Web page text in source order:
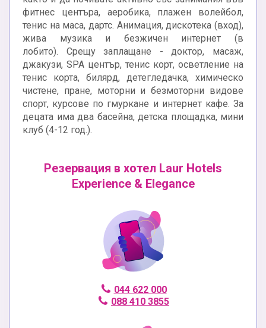
фитнес центъра, аеробика, плажен волейбол,
тенис на маса, дартс. Анимация, дискотека (вход),
жива музика и безжичен интернет (в
лобито). Срещу заплащане - доктор, масаж,
джакузи, SPA център, тенис корт, осветление на
тенис корта, билярд, детегледачка, химическо
чистене, пране, моторни и безмоторни видове
спорт, курсове по гмуркане и интернет кафе. За
децата има два басейна, детска площадка, мини
клуб (4-12 год.).
Резервация в хотел Laur Hotels
Experience & Elegance
044 622 000
088 410 3855